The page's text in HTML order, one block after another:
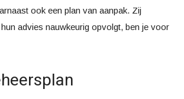
ook een plan van aanpak. Zij
advies nauwkeurig opvolgt, ben je voor